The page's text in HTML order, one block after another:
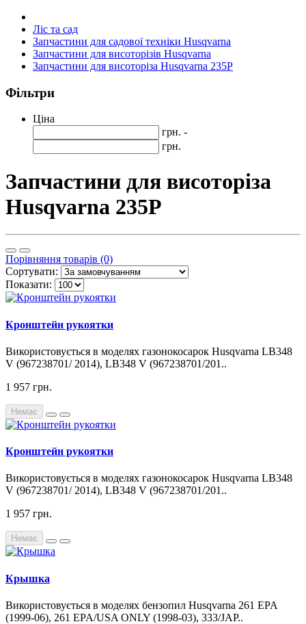
Ліс та сад
Запчастини для садової техніки Husqvarna
Запчастини для висоторізів Husqvarna
Запчастини для висоторіза Husqvarna 235P
Фільтри
Ціна
грн. -
грн.
Запчастини для висоторіза
Husqvarna 235P
Порівняння товарів (0)
Сортувати:
Показати:
Кронштейн рукоятки
Використовується в моделях газонокосарок Husqvarna LB348
V (967238701/ 2014), LB348 V (967238701/201..
1 957 грн.
Немає
Кронштейн рукоятки
Використовується в моделях газонокосарок Husqvarna LB348
V (967238701/ 2014), LB348 V (967238701/201..
1 957 грн.
Немає
Крышка
Використовується в моделях бензопил Husqvarna 261 EPA
(1999-06), 261 EPA/USA ONLY (1998-03), 333/JAP..